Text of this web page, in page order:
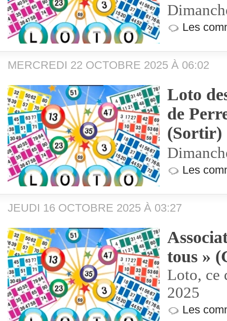
Les
MERCREDI 22 OCTOBRE 2025 À 06:02
Loto
de
(Sortir)
Les
JEUDI 16 OCTOBRE 2025 À 03:27
tous »
Loto, ce
2025
Les